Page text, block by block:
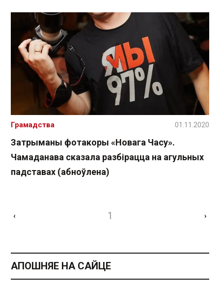
Затрыманы фотакоры «Новага Часу».
Чамаданава сказала разбірацца на агульных
падставах (абноўлена)
Грамадства 01.11.2020
‹ 1 ›
АПОШНЯЕ НА САЙЦЕ